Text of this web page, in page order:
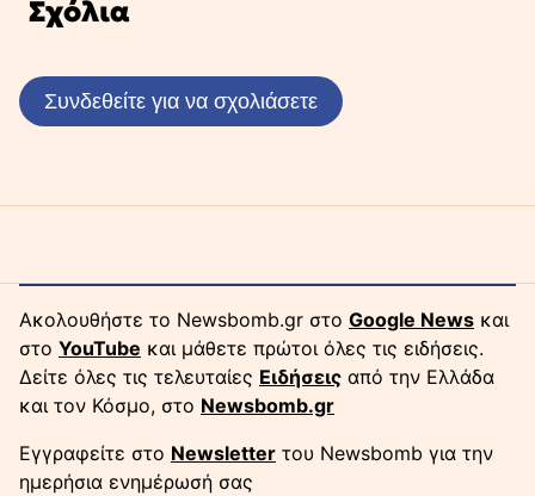
Σχόλια
Συνδεθείτε για να σχολιάσετε
Ακολουθήστε το Newsbomb.gr στο Google News και
στο YouTube και μάθετε πρώτοι όλες τις ειδήσεις.
Δείτε όλες τις τελευταίες Ειδήσεις από την Ελλάδα
και τον Κόσμο, στο Newsbomb.gr
Εγγραφείτε στο Newsletter του Newsbomb για την
ημερήσια ενημέρωσή σας